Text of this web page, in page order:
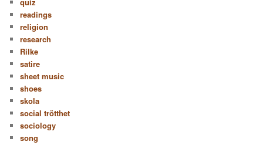
readings
religion
research
Rilke
satire
sheet music
shoes
skola
social trötthet
sociology
song